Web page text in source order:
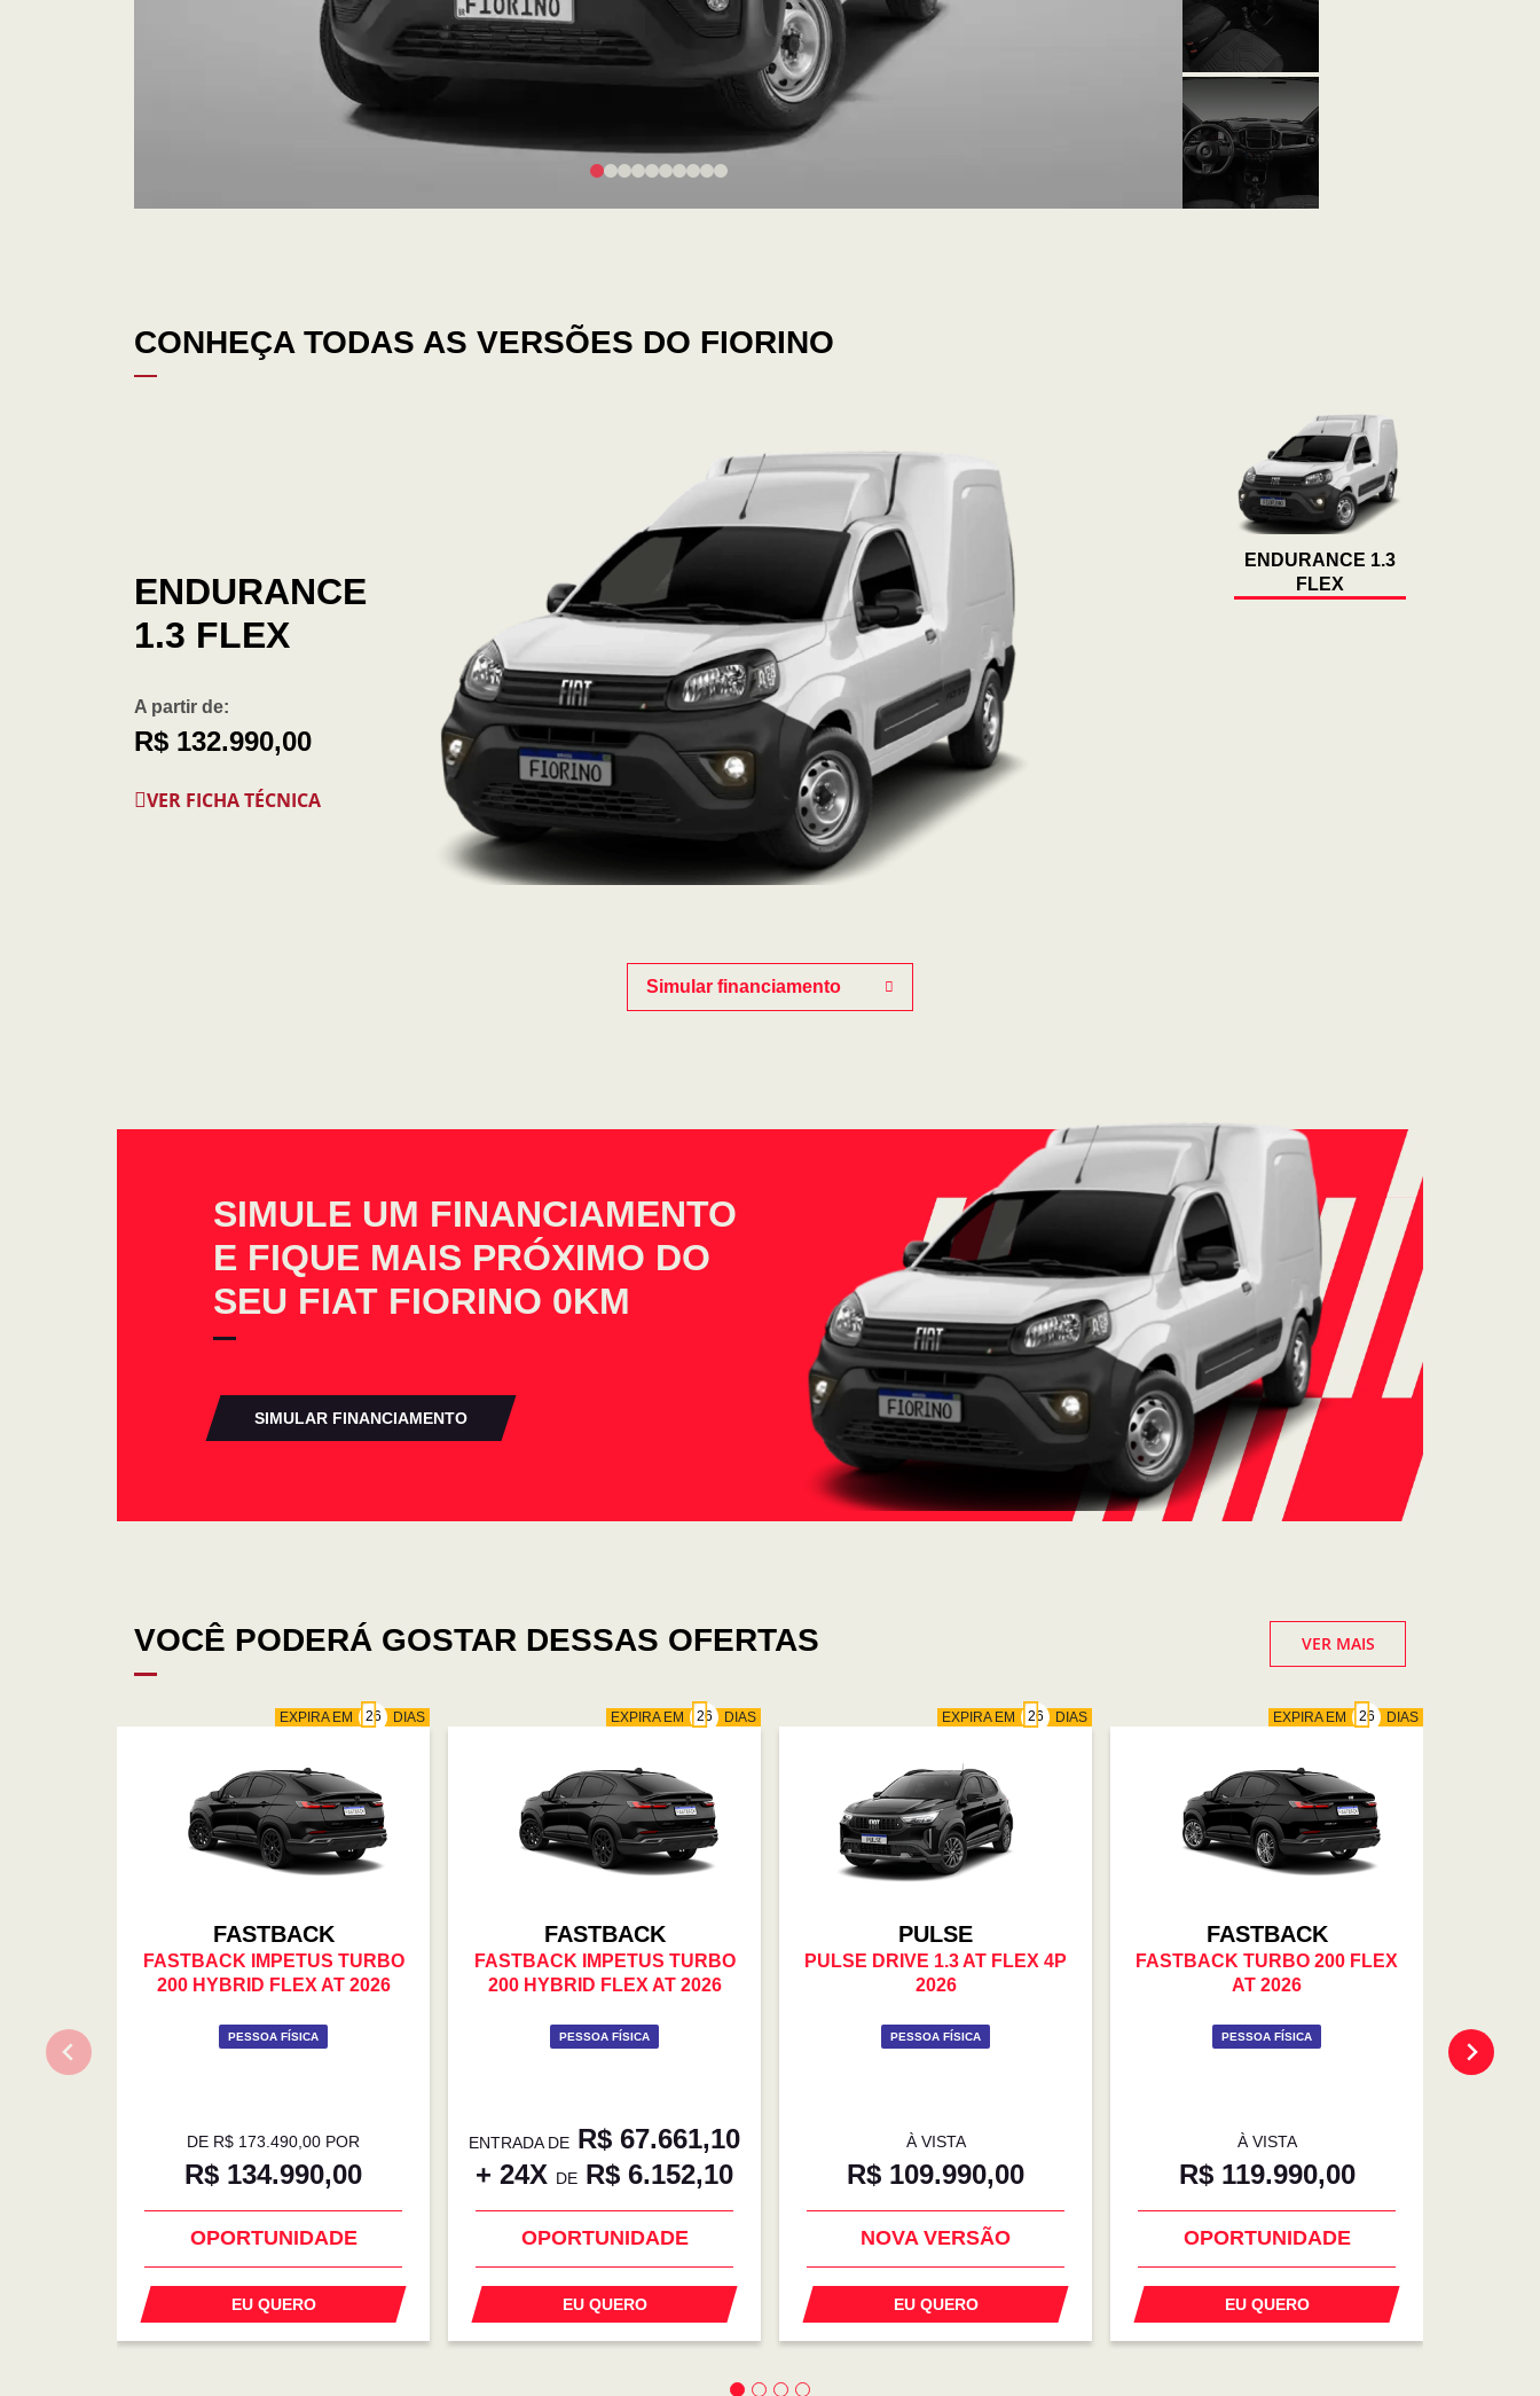
CONHEÇA TODAS AS VERSÕES DO FIORINO
ENDURANCE
1.3 FLEX
A partir de:
R$ 132.990,00
VER FICHA TÉCNICA
ENDURANCE 1.3
FLEX
Simular financiamento
SIMULE UM FINANCIAMENTO
E FIQUE MAIS PRÓXIMO DO
SEU FIAT FIORINO 0KM
SIMULAR FINANCIAMENTO
VOCÊ PODERÁ GOSTAR DESSAS OFERTAS VER MAIS
EXPIRA EM DIAS
FASTBACK
FASTBACK IMPETUS TURBO
200 HYBRID FLEX AT 2026
PESSOA FÍSICA
DE R$ 173.490,00 POR
R$ 134.990,00
OPORTUNIDADE
EU QUERO
EXPIRA EM DIAS
FASTBACK
FASTBACK IMPETUS TURBO
200 HYBRID FLEX AT 2026
PESSOA FÍSICA
ENTRADA DE R$ 67.661,10
+ 24X DE R$ 6.152,10
OPORTUNIDADE
EU QUERO
EXPIRA EM DIAS
PULSE
PULSE DRIVE 1.3 AT FLEX 4P
2026
PESSOA FÍSICA
À VISTA
R$ 109.990,00
NOVA VERSÃO
EU QUERO
EXPIRA EM DIAS
FASTBACK
FASTBACK TURBO 200 FLEX
AT 2026
PESSOA FÍSICA
À VISTA
R$ 119.990,00
OPORTUNIDADE
EU QUERO